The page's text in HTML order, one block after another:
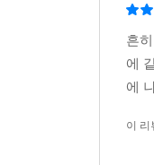
제1장.
제2장.
제3장.
제4장.
제6장.
흔
에
에
이 리